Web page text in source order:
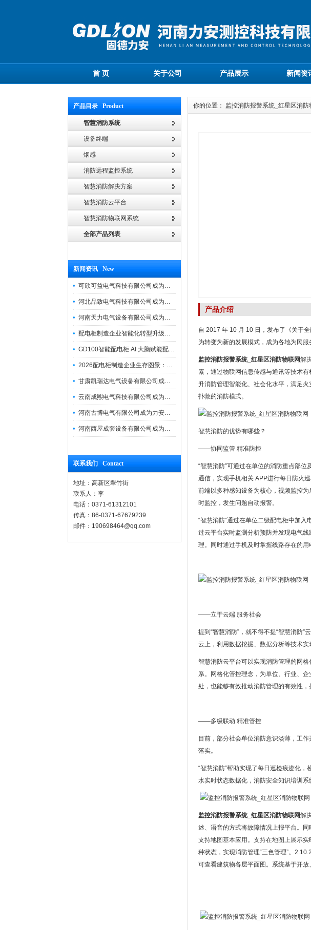
首 页 关于公司 产品展示 新闻资
产品目录 Product
智慧消防系统
设备终端
烟感
消防远程监控系统
智慧消防解决方案
智慧消防云平台
智慧消防物联网系统
全部产品列表
新闻资讯 New
可欣可益电气科技有限公司成为力安电易云战略合作伙伴，共创智能配电新未来
河北品致电气科技有限公司成为力安电易云战略合作伙伴，共创智能配电新未来
河南天力电气设备有限公司成为力安电易云战略合作伙伴，共创智能配电新未来
配电柜制造企业智能化转型升级研讨会在力安成功举办
GD100智能配电柜 AI 大脑赋能配电柜制造企业高压一键顺控！
2026配电柜制造企业生存图景：市场、政策与智能化转型路径
甘肃凯瑞达电气设备有限公司成为电易云战略合作伙伴，共创智能配电新未来
云南成熙电气科技有限公司成为力安电易云战略合作伙伴，共创智能配电新未来
河南古博电气有限公司成为力安电易云战略合作伙伴，共创智能配电新未来！
河南西屋成套设备有限公司成为力安电易云战略合作伙伴，共创智能配电新未来
联系我们 Contact
地址：高新区翠竹街
联系人：李
电话：0371-61312101
传真：86-0371-67679239
邮件：190698464@qq.com
你的位置： 监控消防报警系统_红星区消
产品介绍
自 2017 年 10 月 10 日，发布了《关于
为转变为新的发展模式，成为各地为民服
监控消防报警系统_红星区消防物联网解
素，通过物联网信息传感与通讯等技术
升消防管理智能化、社会化水平，满足
扑救的消防模式。
智慧消防的优势有哪些？
——协同监管 精准防控
“智慧消防”可通过在单位的消防重点部
通信，实现手机相关 APP进行每日防火
前端以多种感知设备为核心，视频监控
时监控，发生问题自动报警。
“智慧消防”通过在单位二级配电柜中加
过云平台实时监测分析预防并发现电气
理。同时通过手机及时掌握线路存在的用
——立于云端 服务社会
提到“智慧消防”，就不得不提“智慧消防
云上，利用数据挖掘、数据分析等技术实
智慧消防云平台可以实现消防管理的网
系。网格化管控理念，为单位、行业、
处，也能够有效推动消防管理的有效性
——多级联动 精准管控
目前，部分社会单位消防意识淡薄，工
落实。
“智慧消防”帮助实现了每日巡检痕迹化
水实时状态数据化，消防安全知识培训系
监控消防报警系统_红星区消防物联网解
述、语音的方式将故障情况上报平台。
支持地图基本应用。支持在地图上展示
种状态，实现消防管理“三色管理”。
可查看建筑物各层平面图。系统基于开